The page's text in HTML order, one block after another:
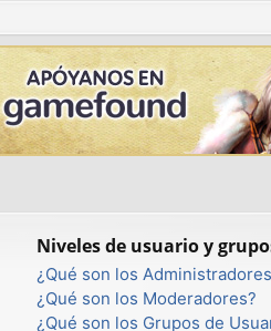
Niveles de usuario y
¿Qué son los
¿Qué son los Moderadores?
¿Qué son los Grupos de